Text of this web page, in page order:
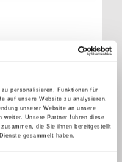
personalisieren, Funktionen für
auf unsere Website zu analysieren.
unserer Website an unsere
weiter. Unsere Partner führen diese
die Sie ihnen bereitgestellt
gesammelt haben.